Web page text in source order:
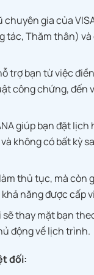
chuyên gia của
tác, Thăm thân)
trợ bạn từ việc
công chứng, đến
giúp bạn đặt lịch
không có bất kỳ
thủ tục, mà còn
năng được cấp
thay mặt bạn
động về lịch trình.
đối: